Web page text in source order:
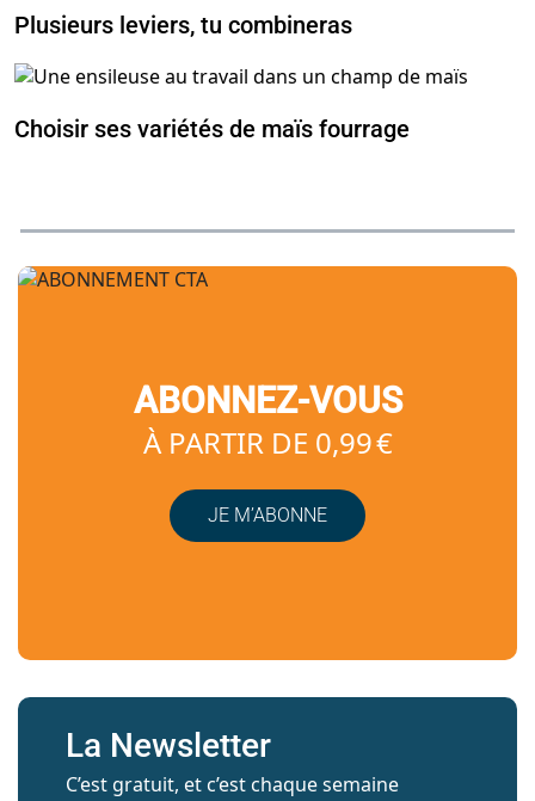
Plusieurs leviers, tu combineras
Choisir ses variétés de maïs fourrage
ABONNEZ-VOUS
À PARTIR DE 0,99 €
JE M’ABONNE
La Newsletter
C’est gratuit, et c’est chaque semaine